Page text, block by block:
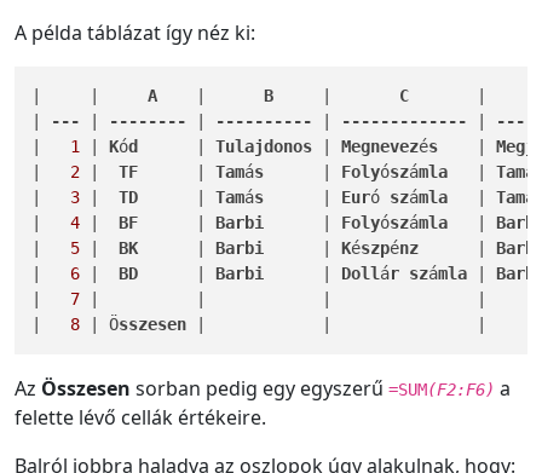
A példa táblázat így néz ki:
A B C
--- -------- ---------- -------------
1 Kód Tulajdonos Megnevezés
2 TF Tamás Folyószámla Tamá
3 TD Tamás Euró számla Tamá
4 BF Barbi Folyószámla
5 BK Barbi Készpénz
6 BD Barbi Dollár számla
7
8 | Összesen
Az Összesen sorban pedig egy egyszerű =SUM(F2:F6) a
felette lévő cellák értékeire.
Balról jobbra haladva az oszlopok úgy alakulnak, hogy: